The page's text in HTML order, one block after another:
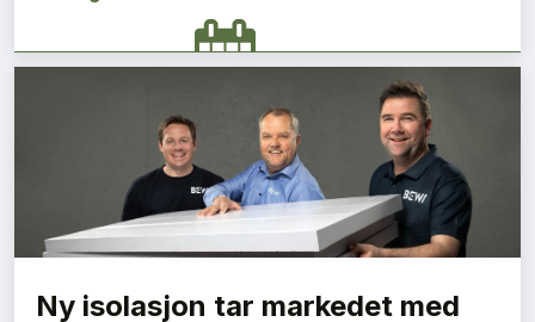
Norges bygg- og eiendomskonferanse 2026
Vi Bygger Vestland 2026
Byggenæringens Klimakonferanse 2026
Ny isolasjon tar markedet med